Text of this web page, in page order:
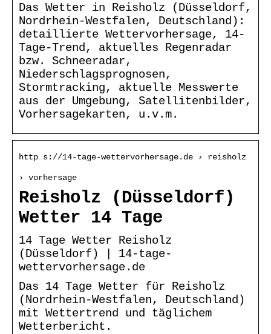
Das Wetter in Reisholz (Düsseldorf,
Nordrhein-Westfalen, Deutschland):
detaillierte Wettervorhersage, 14-
Tage-Trend, aktuelles Regenradar
bzw. Schneeradar,
Niederschlagsprognosen,
Stormtracking, aktuelle Messwerte
aus der Umgebung, Satellitenbilder,
Vorhersagekarten, u.v.m.
http s://14-tage-wettervorhersage.de › reisholz
› vorhersage
Reisholz (Düsseldorf)
Wetter 14 Tage
14 Tage Wetter Reisholz
(Düsseldorf) | 14-tage-
wettervorhersage.de
Das 14 Tage Wetter für Reisholz
(Nordrhein-Westfalen, Deutschland)
mit Wettertrend und täglichem
Wetterbericht.